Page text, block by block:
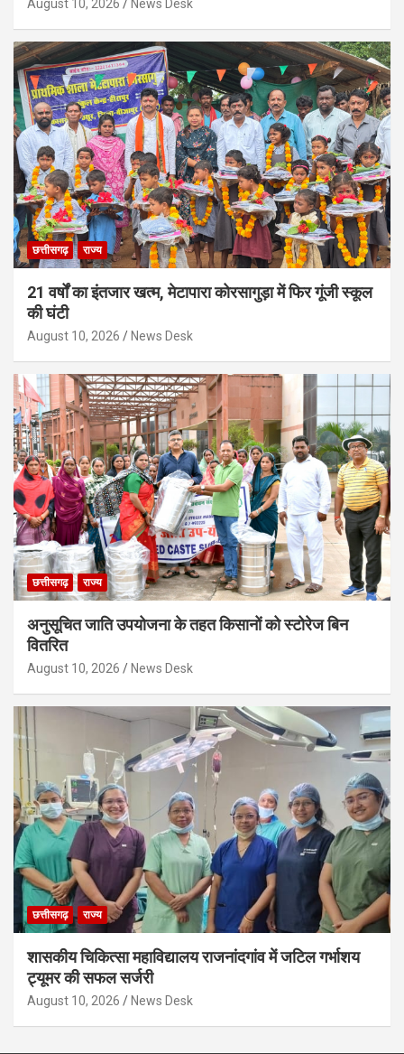
August 10, 2026 News Desk
छत्तीसगढ़ राज्य
21 वर्षों का इंतजार खत्म, मेटापारा कोरसागुड़ा में फिर गूंजी स्कूल
की घंटी
August 10, 2026 News Desk
छत्तीसगढ़ राज्य
अनुसूचित जाति उपयोजना के तहत किसानों को स्टोरेज बिन
वितरित
August 10, 2026 News Desk
छत्तीसगढ़ राज्य
शासकीय चिकित्सा महाविद्यालय राजनांदगांव में जटिल गर्भाशय
ट्यूमर की सफल सर्जरी
August 10, 2026 News Desk